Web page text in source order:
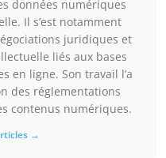
données numériques
Il s’est notamment
juridiques et
liés aux bases
en ligne. Son travail l’a
des réglementations
contenus numériques.
→